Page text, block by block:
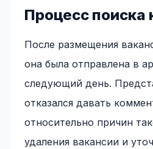
Процесс поиска
После размещения
она была отправлена в
следующий день.
отказался давать
относительно причин
удаления вакансии и